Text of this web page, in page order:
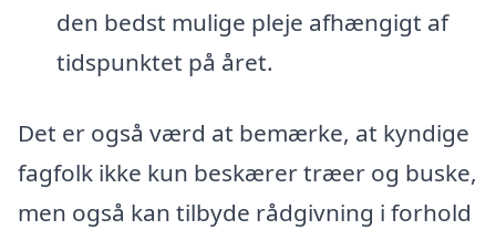
den bedst mulige pleje afhængigt af
tidspunktet på året.
Det er også værd at bemærke, at kyndige
fagfolk ikke kun beskærer træer og buske,
men også kan tilbyde rådgivning i forhold